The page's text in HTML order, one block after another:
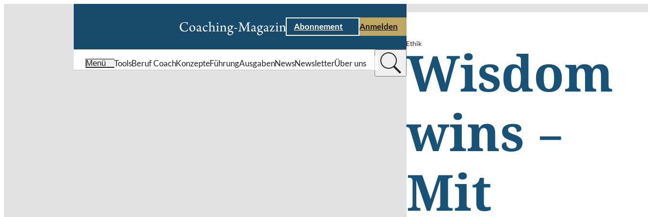
Abonnement Anmelden
Menü ToolsBeruf CoachKonzepteFührungAusgabenNewsNewsletterÜber uns
Ethik
Wisdom
wins –
Mit